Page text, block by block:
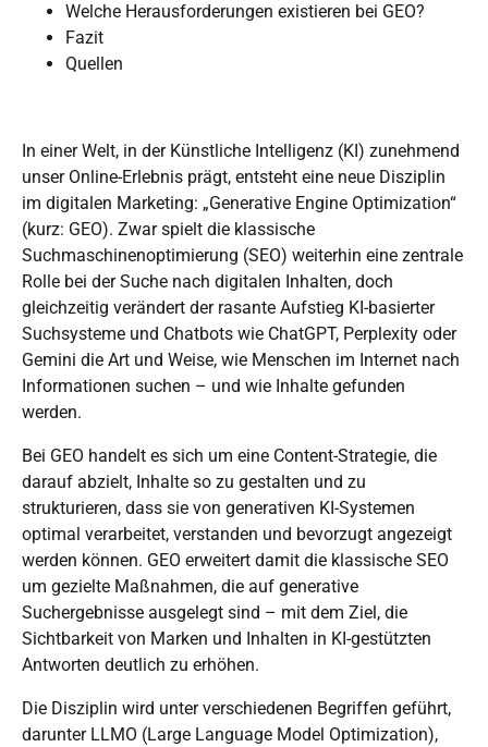
Welche Herausforderungen existieren bei GEO?
Fazit
Quellen
In einer Welt, in der Künstliche Intelligenz (KI) zunehmend
unser Online-Erlebnis prägt, entsteht eine neue Disziplin
im digitalen Marketing: „Generative Engine Optimization“
(kurz: GEO). Zwar spielt die klassische
Suchmaschinenoptimierung (SEO) weiterhin eine zentrale
Rolle bei der Suche nach digitalen Inhalten, doch
gleichzeitig verändert der rasante Aufstieg KI-basierter
Suchsysteme und Chatbots wie ChatGPT, Perplexity oder
Gemini die Art und Weise, wie Menschen im Internet nach
Informationen suchen – und wie Inhalte gefunden
werden.
Bei GEO handelt es sich um eine Content-Strategie, die
darauf abzielt, Inhalte so zu gestalten und zu
strukturieren, dass sie von generativen KI-Systemen
optimal verarbeitet, verstanden und bevorzugt angezeigt
werden können. GEO erweitert damit die klassische SEO
um gezielte Maßnahmen, die auf generative
Suchergebnisse ausgelegt sind – mit dem Ziel, die
Sichtbarkeit von Marken und Inhalten in KI-gestützten
Antworten deutlich zu erhöhen.
Die Disziplin wird unter verschiedenen Begriffen geführt,
darunter LLMO (Large Language Model Optimization),